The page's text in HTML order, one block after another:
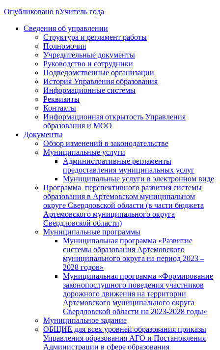
Опубликовано вУчитель года
Сведения об управлении
Структура и регламент работы
Полномочия
Учредительные документы
Руководство и сотрудники
Подведомственные организации
История Управления образования
Информационные системы
Реквизиты
Контакты
Информационная открытость Управления
образования и МОО
Документы
Обзор изменений в законодательстве
Муниципальные услуги
Административные регламенты
предоставления муниципальных услуг
Муниципальные услуги в электронном виде
Программа перспективного развития системы
образования в Артемовском муниципальном
округе Свердловской области (в части бюджета
Артемовского муниципального округа
Свердловской области)
Муниципальные программы
Муниципальная программа «Развитие
системы образования Артемовского
муниципального округа на период 2023 –
2028 годов»
Муниципальная программа «Формирование
законопослушного поведения участников
дорожного движения на территории
Артемовского муниципального округа
Свердловской области на 2023-2028 годы»
Муниципальное задание
ОБЩИЕ для всех уровней образования приказы
Управления образования АГО и Постановления
Администрации в сфере образования